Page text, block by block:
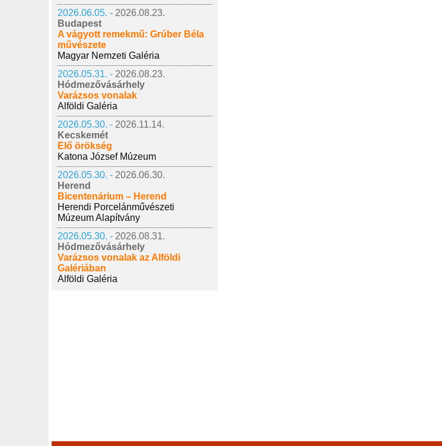
2026.06.05. - 2026.08.23.
Budapest
A vágyott remekmű: Grúber Béla
művészete
Magyar Nemzeti Galéria
2026.05.31. - 2026.08.23.
Hódmezővásárhely
Varázsos vonalak
Alföldi Galéria
2026.05.30. - 2026.11.14.
Kecskemét
Élő örökség
Katona József Múzeum
2026.05.30. - 2026.06.30.
Herend
Bicentenárium – Herend
Herendi Porcelánművészeti
Múzeum Alapítvány
2026.05.30. - 2026.08.31.
Hódmezővásárhely
Varázsos vonalak az Alföldi
Galériában
Alföldi Galéria